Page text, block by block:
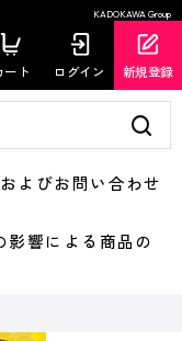
KADOKAWA Group
ート ログイン 新規登録
びお問い合わせ
響による商品の